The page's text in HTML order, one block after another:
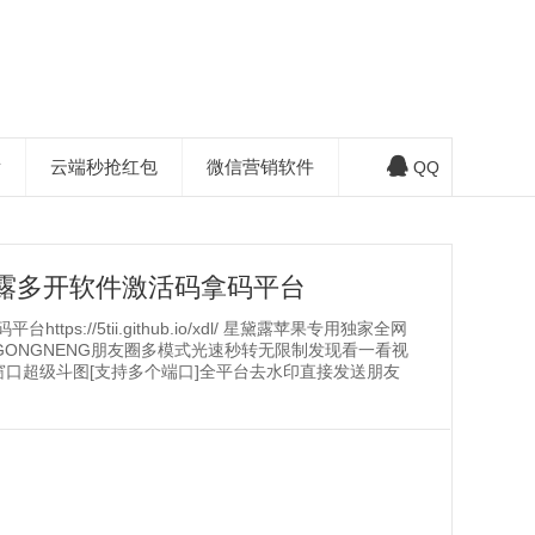
云端秒抢红包 微信营销软件 QQ
多开软件激活码拿码平台
台https://5tii.github.io/xdl/ 星黛露苹果专用独家全网
朋友圈多模式光速秒转无限制发现看一看视
超级斗图[支持多个端口]全平台去水印直接发送朋友